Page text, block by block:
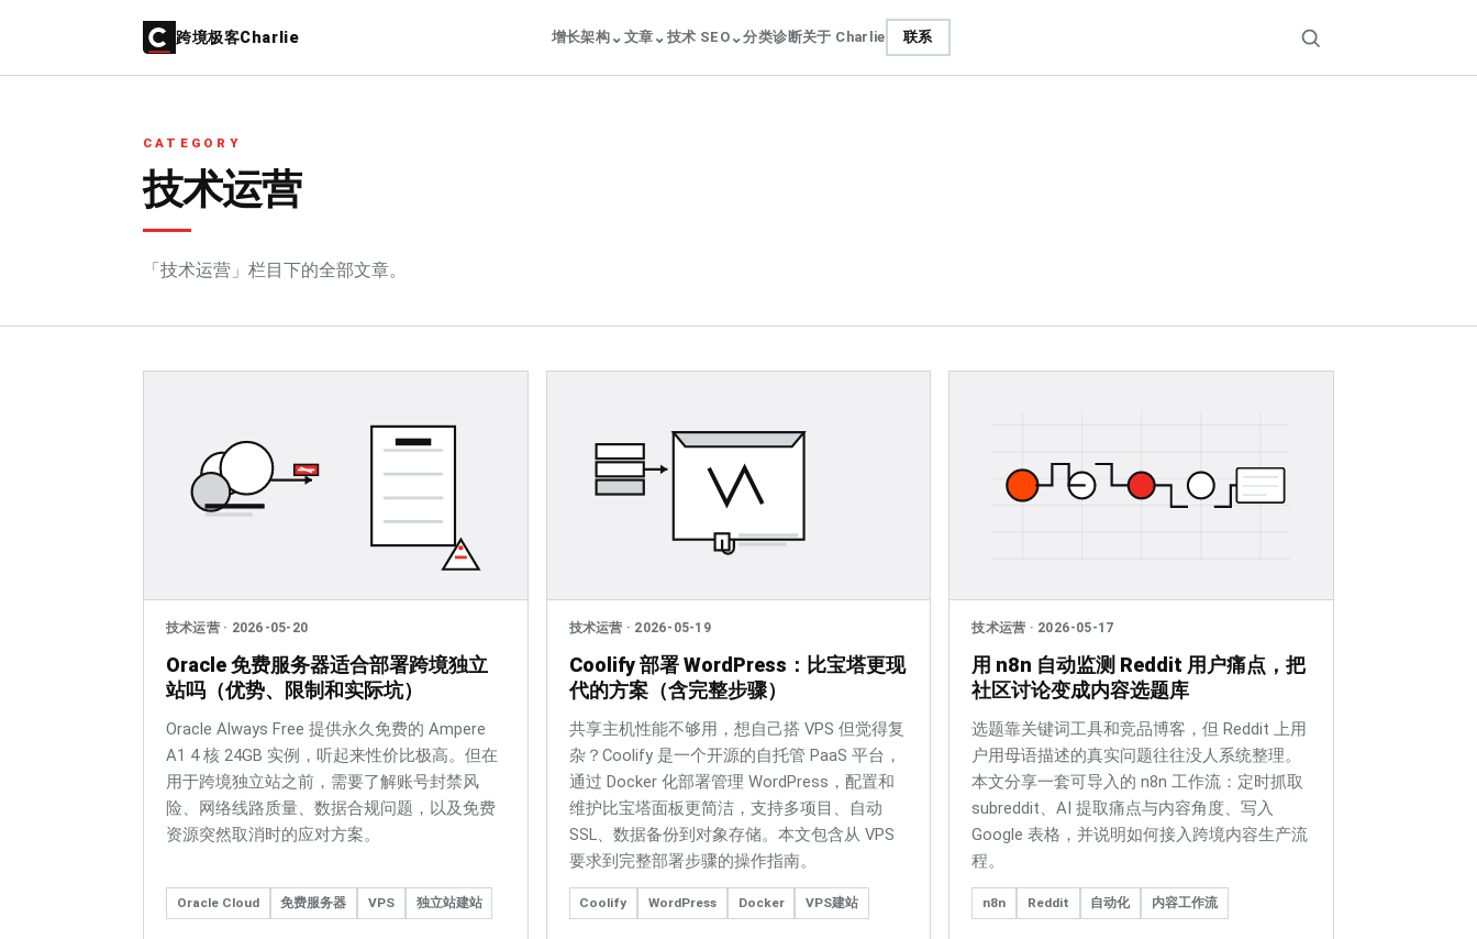
跨境极客Charlie 增长架构 ⌄ 文章 ⌄ 技术 SEO ⌄分类诊断关于 Charlie 联系
CATEGORY
技术运营
「技术运营」栏目下的全部文章。
技术运营· 2026-05-20
Oracle 免费服务器适合部署跨境独立
站吗（优势、限制和实际坑）
Oracle Always Free 提供永久免费的 Ampere
A1 4 核 24GB 实例，听起来性价比极高。但在
用于跨境独立站之前，需要了解账号封禁风
险、网络线路质量、数据合规问题，以及免费
资源突然取消时的应对方案。
Oracle Cloud 免费服务器 VPS 独立站建站
技术运营 · 2026-05-19
Coolify 部署 WordPress：比宝塔更现
代的方案（含完整步骤）
共享主机性能不够用，想自己搭 VPS 但觉得复
杂？Coolify 是一个开源的自托管 PaaS 平台，
通过 Docker 化部署管理 WordPress，配置和
维护比宝塔面板更简洁，支持多项目、自动
SSL、数据备份到对象存储。本文包含从 VPS
要求到完整部署步骤的操作指南。
Coolify WordPress Docker VPS建站
技术运营 · 2026-05-17
用 n8n 自动监测 Reddit 用户痛点，把
社区讨论变成内容选题库
选题靠关键词工具和竞品博客，但 Reddit 上用
户用母语描述的真实问题往往没人系统整理。
本文分享一套可导入的 n8n 工作流：定时抓取
subreddit、AI 提取痛点与内容角度、写入
Google 表格，并说明如何接入跨境内容生产流
程。
n8n Reddit 自动化 内容工作流